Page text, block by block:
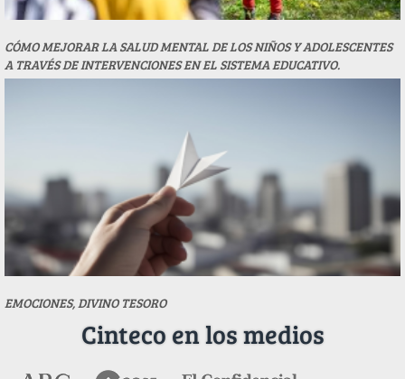
CÓMO MEJORAR LA SALUD MENTAL DE LOS NIÑOS Y ADOLESCENTES
A TRAVÉS DE INTERVENCIONES EN EL SISTEMA EDUCATIVO.
EMOCIONES, DIVINO TESORO
Cinteco en los medios